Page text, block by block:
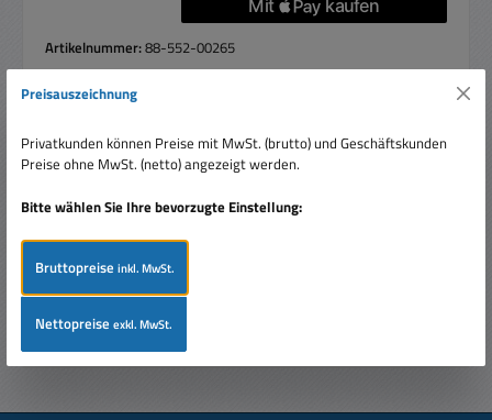
Artikelnummer:88-552-00265
Beschreibung
solidem Reissverschluß. Widerstandsfähige Universal
Bewertungen
Preisauszeichnung
Privatkunden können Preise mit MwSt. (brutto) und Geschäftskunden
Preise ohne MwSt. (netto) angezeigt werden.
Bitte wählen Sie Ihre bevorzugte Einstellung:
Bruttopreiseinkl. MwSt.
Nettopreiseexkl. MwSt.